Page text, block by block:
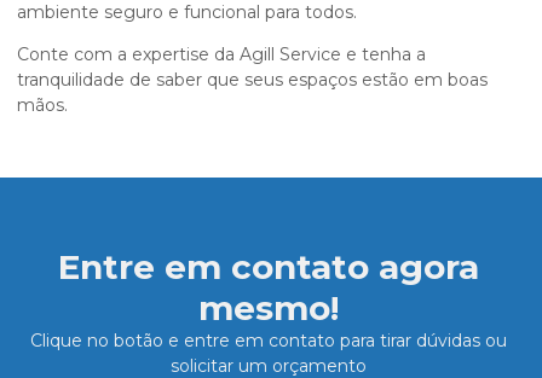
ambiente seguro e funcional para todos.
Conte com a expertise da Agill Service e tenha a
tranquilidade de saber que seus espaços estão em boas
mãos.
Entre em contato agora
mesmo!
Clique no botão e entre em contato para tirar dúvidas ou
solicitar um orçamento